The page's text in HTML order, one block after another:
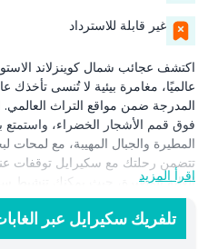
غير قابلة للاسترداد
اكتشف عجائب شمال كوينزلاند
عالميًا، مغامرة بيئية لا تُنسى تأخذك
المدرجة ضمن مواقع التراث
فوق قمم الأشجار الخضراء، واستمتع
المطيرة والجبال المهيبة، مع لمحات
تتضمن رحلتك مع سكيرايل توقفات
الغابة المطيرة، حيث يمكنك تنشيط
الخاصة، والانغماس تمامًا في هذا
على المعروضات التفاعلية ومراكز
مرشدة من الحراس التي تقدم رؤى
اقرأ المزيد
تلفريك سكيرايل عبر